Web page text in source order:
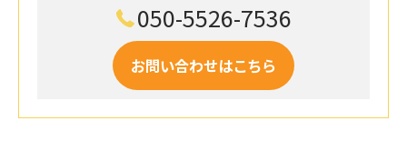
050-5526-7536
お問い合わせはこちら